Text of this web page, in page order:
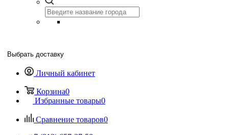
Выбрать доставку
Личный кабинет
Корзина0
Избранные товары0
Сравнение товаров0